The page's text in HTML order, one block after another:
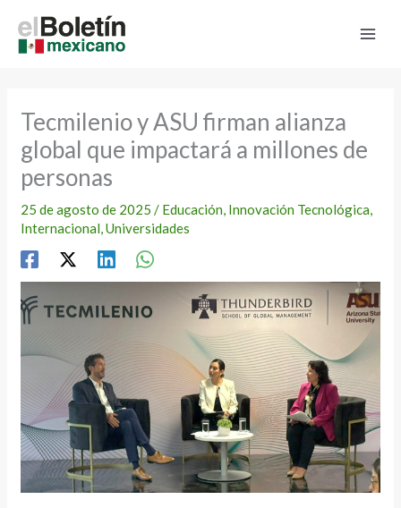
contenido
Tecmilenio y ASU firman alianza
global que impactará a millones de
personas
25 de agosto de 2025/ Educación, Innovación Tecnológica,
Internacional,Universidades